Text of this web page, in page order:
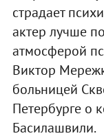
страдает
актер лучше
атмосферой
Виктор
больницей
Петербурге о
Басилашвили.